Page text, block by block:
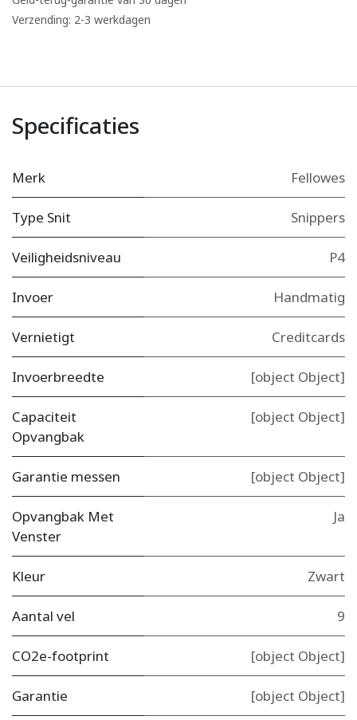
Verzending: 2-3 werkdagen
Specificaties
Merk Fellowes
Type Snit Snippers
Veiligheidsniveau P4
Invoer Handmatig
Vernietigt Creditcards
Invoerbreedte [object Object]
Capaciteit
Opvangbak
[object Object]
Garantie messen [object Object]
Opvangbak Met
Venster
Ja
Kleur Zwart
Aantal vel 9
CO2e-footprint [object Object]
Garantie [object Object]